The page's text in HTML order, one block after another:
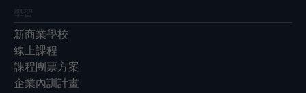
學習
新商業學校
線上課程
課程團票方案
企業內訓計畫